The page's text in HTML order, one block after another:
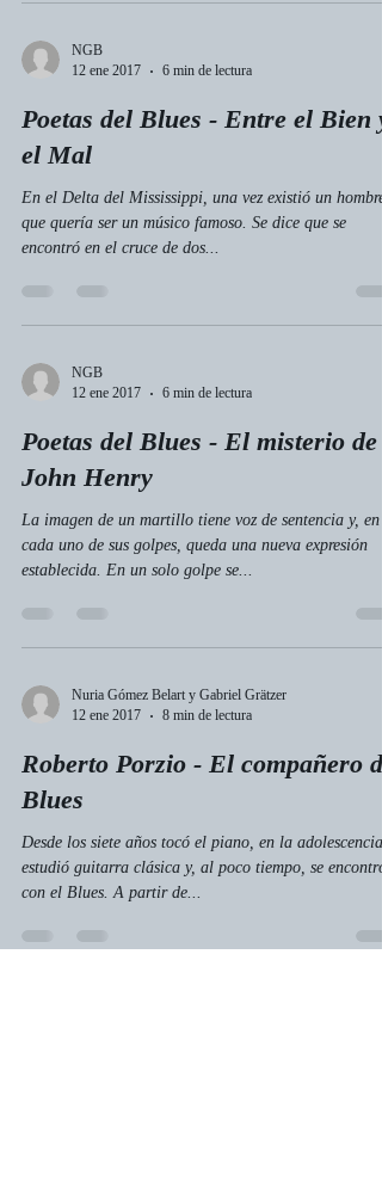
NGB
12 ene 2017
6 min de lectura
Poetas del Blues - Entre el Bien y
el Mal
En el Delta del Mississippi, una vez existió un hombre
que quería ser un músico famoso. Se dice que se
encontró en el cruce de dos...
NGB
12 ene 2017
6 min de lectura
Poetas del Blues - El misterio de
John Henry
La imagen de un martillo tiene voz de sentencia y, en
cada uno de sus golpes, queda una nueva expresión
establecida. En un solo golpe se...
Nuria Gómez Belart y Gabriel Grätzer
12 ene 2017
8 min de lectura
Roberto Porzio - El compañero
Blues
Desde los siete años tocó el piano, en la adolescencia
estudió guitarra clásica y, al poco tiempo, se encontró
con el Blues. A partir de...